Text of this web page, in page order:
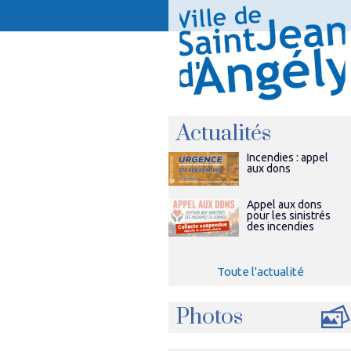
Actualités
Incendies : appel
aux dons
Appel aux dons
pour les sinistrés
des incendies
Toute l'actualité
Photos